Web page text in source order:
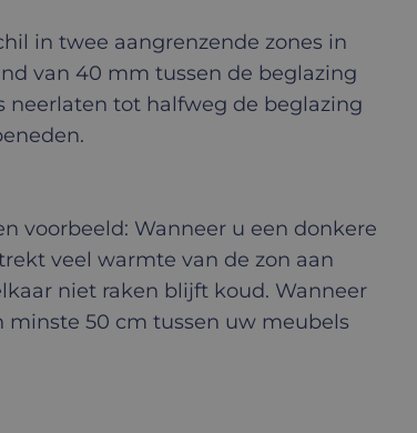
in twee aangrenzende zones in
van 40 mm tussen de beglazing
neerlaten tot halfweg de beglazing
voorbeeld: Wanneer u een donkere
veel warmte van de zon aan
niet raken blijft koud. Wanneer
50 cm tussen uw meubels